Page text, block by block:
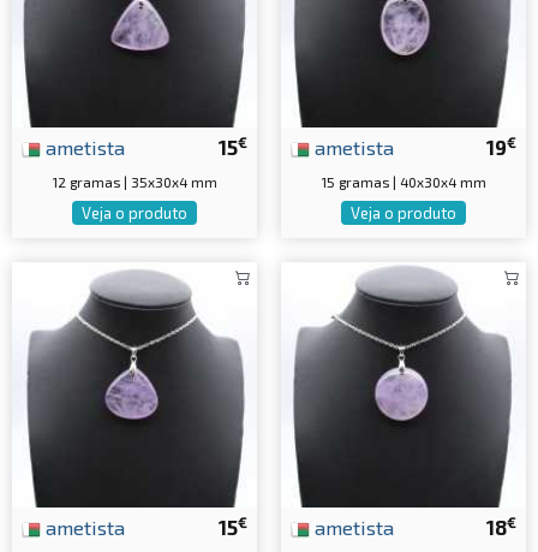
15€
ametista
12 gramas | 35x30x4 mm
Veja o produto
19€
ametista
15 gramas | 40x30x4 mm
Veja o produto
15€
ametista 18€
ametista